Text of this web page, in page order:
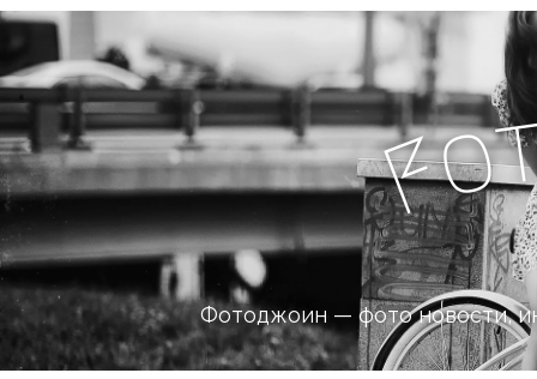
Fo
Фотоджоин — фото новости,